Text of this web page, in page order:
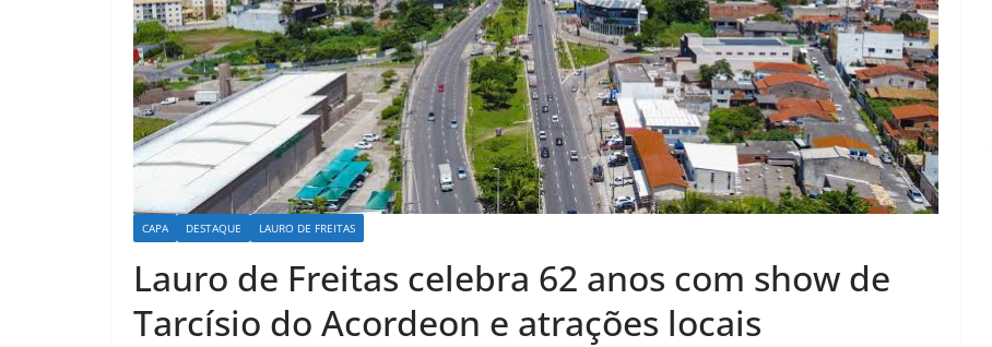
CAPA DESTAQUE LAURO DE FREITAS
Lauro de Freitas celebra 62 anos com show de
Tarcísio do Acordeon e atrações locais